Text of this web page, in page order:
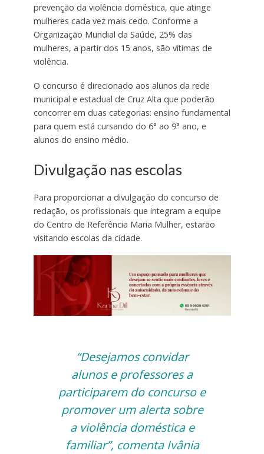
prevenção da violência doméstica, que atinge
mulheres cada vez mais cedo. Conforme a
Organização Mundial da Saúde, 25% das
mulheres, a partir dos 15 anos, são vítimas de
violência.
O concurso é direcionado aos alunos da rede
municipal e estadual de Cruz Alta que poderão
concorrer em duas categorias: ensino fundamental
para quem está cursando do 6° ao 9° ano, e
alunos do ensino médio.
Divulgação nas escolas
Para proporcionar a divulgação do concurso de
redação, os profissionais que integram a equipe
do Centro de Referência Maria Mulher, estarão
visitando escolas da cidade.
“Desejamos convidar
alunos e professores a
participarem do concurso e
promover um alerta sobre
a violência doméstica e
familiar”, comenta Ivânia